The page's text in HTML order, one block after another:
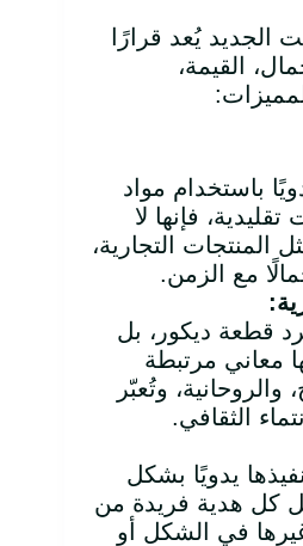
الجديد يُعد قرارًا
القيمة،
باستخدام مواد
فإنها لا
المنتجات التجارية،
مع الزمن.
:
قطعة ديكور، بل
معاني مرتبطة
والروحانية، وتُعبّر
الثقافي.
يدويًا بشكل
كل هدية فريدة من
غيرها في الشكل أو